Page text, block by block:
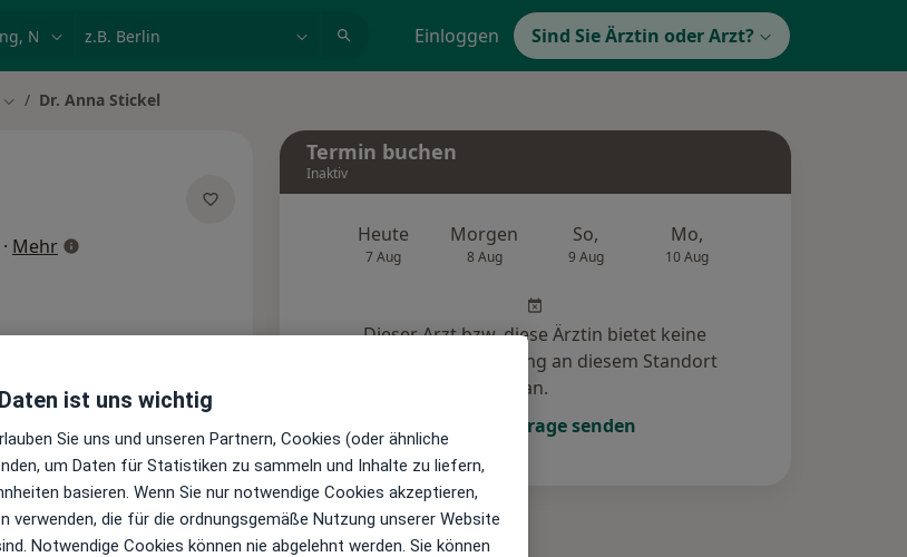
Einloggen Sind Sie Ärztin oder Arzt?
Stadt ändern
Dr. Anna Stickel
· Mehrüber Spezialisierungen
Bewertungen
Termin buchen
Inaktiv
Heute
7 Aug
Morgen
8 Aug
So,
9 Aug
Mo,
10 Aug
Dieser Arzt bzw. diese Ärztin bietet keine
Online-Terminbuchung an diesem Standort
an.
Terminanfrage senden
ist uns wichtig
Sie uns und unseren Partnern, Cookies (oder ähnliche
um Daten für Statistiken zu sammeln und Inhalte zu liefern,
basieren. Wenn Sie nur notwendige Cookies akzeptieren,
verwenden, die für die ordnungsgemäße Nutzung unserer Website
Notwendige Cookies können nie abgelehnt werden. Sie können